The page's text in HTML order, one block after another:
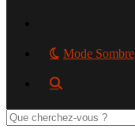
Mode Sombre
Rechercher
sur